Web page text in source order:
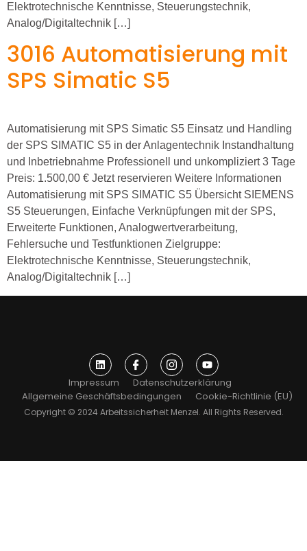
Elektrotechnische Kenntnisse, Steuerungstechnik,
Analog/Digitaltechnik […]
3016 Automatisierung mit
SPS Simatic S5
Automatisierung mit SPS Simatic S5 Einsatz und Handling
der SPS SIMATIC S5 in der Anlagentechnik Instandhaltung
und Inbetriebnahme Professionell und unkompliziert 3 Tage
Preis: 1.500,00 € Jetzt reservieren Weitere Informationen
Automatisierung mit SPS SIMATIC S5 Übersicht SIEMENS
S5 Steuerungen, Einfache Verknüpfungen mit der SPS,
Erweiterte Funktionen, Analogwertverarbeitung,
Fehlersuche und Testfunktionen Zielgruppe:
Elektrotechnische Kenntnisse, Steuerungstechnik,
Analog/Digitaltechnik […]
Copyright © 2024 Arbeitssicherheit Menzel. All Rights Reserved.
Impressum
Datenschutzerklärung
Allgemeine Geschäftsbedingungen
Cookie-Richtlinie (EU)